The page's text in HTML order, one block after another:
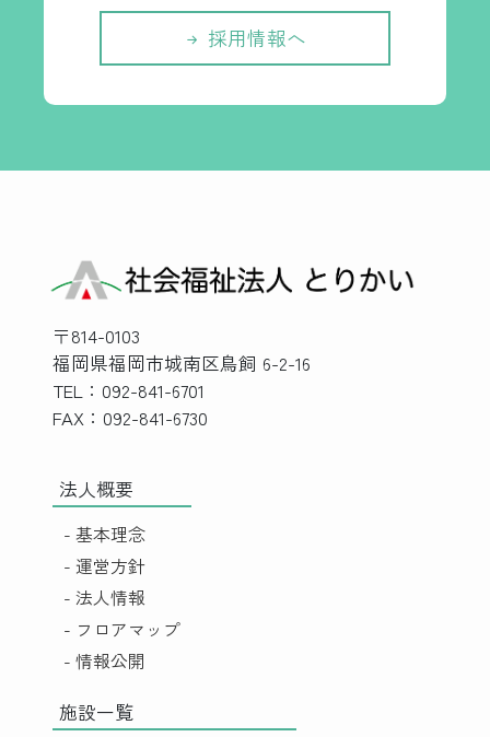
採用情報へ
〒814-0103
福岡県福岡市城南区鳥飼 6-2-16
TEL：092-841-6701
FAX：092-841-6730
法人概要
- 基本理念
- 運営方針
- 法人情報
- フロアマップ
- 情報公開
施設一覧